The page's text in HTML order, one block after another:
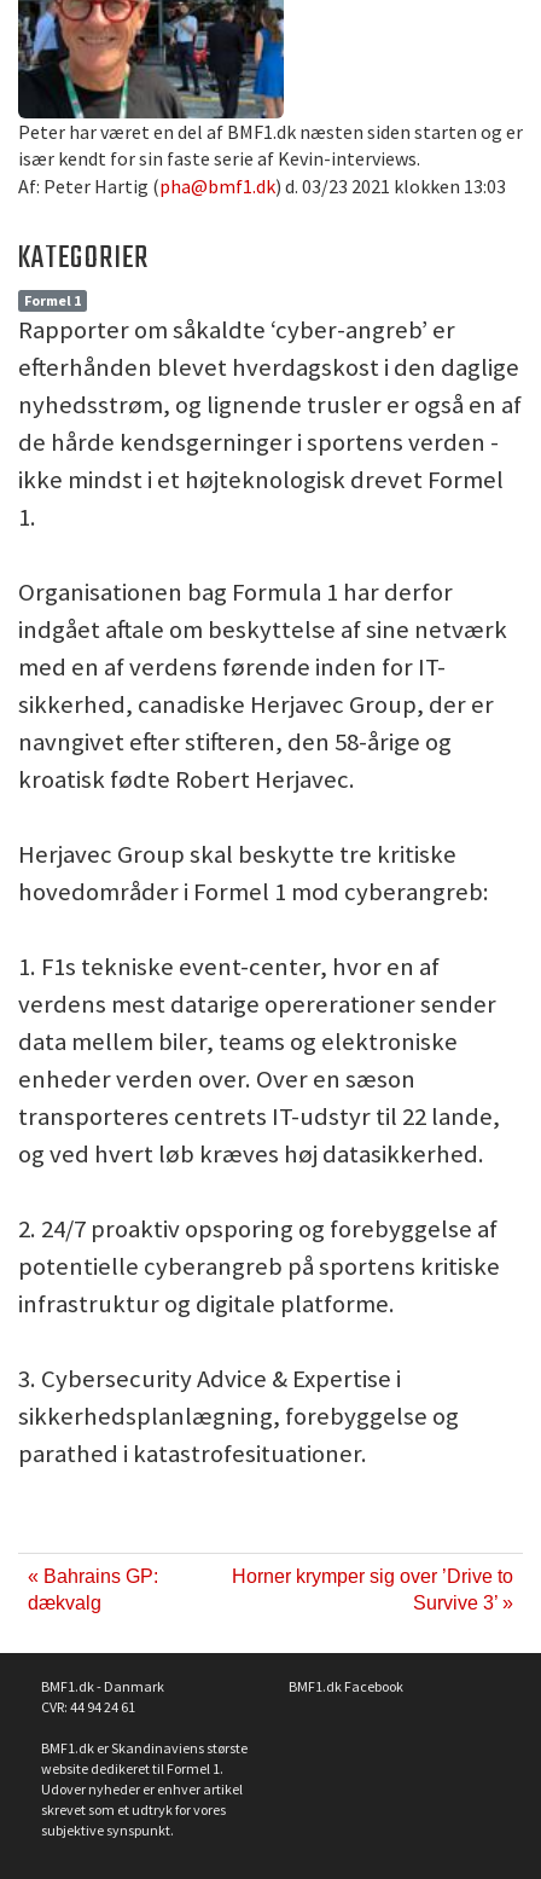
Peter har været en del af BMF1.dk næsten siden starten og er
især kendt for sin faste serie af Kevin-interviews.
Af: Peter Hartig (pha@bmf1.dk) d. 03/23 2021 klokken 13:03
KATEGORIER
Formel 1
Rapporter om såkaldte ‘cyber-angreb’ er
efterhånden blevet hverdagskost i den daglige
nyhedsstrøm, og lignende trusler er også en af
de hårde kendsgerninger i sportens verden -
ikke mindst i et højteknologisk drevet Formel
1.
Organisationen bag Formula 1 har derfor
indgået aftale om beskyttelse af sine netværk
med en af verdens førende inden for IT-
sikkerhed, canadiske Herjavec Group, der er
navngivet efter stifteren, den 58-årige og
kroatisk fødte Robert Herjavec.
Herjavec Group skal beskytte tre kritiske
hovedområder i Formel 1 mod cyberangreb:
1. F1s tekniske event-center, hvor en af
verdens mest datarige opererationer sender
data mellem biler, teams og elektroniske
enheder verden over. Over en sæson
transporteres centrets IT-udstyr til 22 lande,
og ved hvert løb kræves høj datasikkerhed.
2. 24/7 proaktiv opsporing og forebyggelse af
potentielle cyberangreb på sportens kritiske
infrastruktur og digitale platforme.
3. Cybersecurity Advice & Expertise i
sikkerhedsplanlægning, forebyggelse og
parathed i katastrofesituationer.
« Bahrains GP:
dækvalg
Horner krymper sig over ’Drive to
Survive 3’ »
BMF1.dk - Danmark
CVR: 44 94 24 61
BMF1.dk er Skandinaviens største
website dedikeret til Formel 1.
Udover nyheder er enhver artikel
skrevet som et udtryk for vores
subjektive synspunkt.
BMF1.dk Facebook